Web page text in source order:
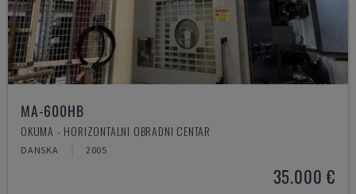
MA-600HB
OKUMA - HORIZONTALNI OBRADNI CENTAR
DANSKA 2005
35.000 €